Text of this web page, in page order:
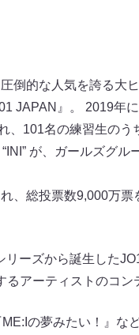
倒的な人気を誇る大
JAPAN』。 2019年
、101名の練習生のう
が、ガールズグル
、総投票数9,000万票
ーズから誕生した
アーティストのコン
の夢みたい！』な